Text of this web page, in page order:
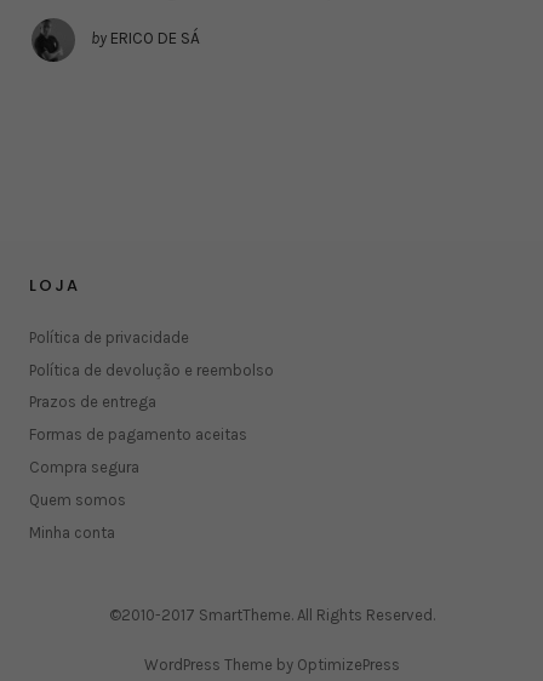
by ERICO DE SÁ
LOJA
Política de privacidade
Política de devolução e reembolso
Prazos de entrega
Formas de pagamento aceitas
Compra segura
Quem somos
Minha conta
©2010-2017 SmartTheme. All Rights Reserved.
WordPress Theme by OptimizePress